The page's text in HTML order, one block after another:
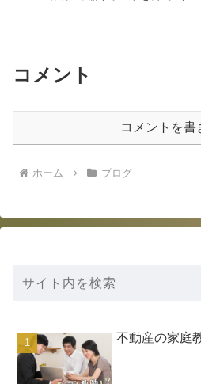
コメント
コメントを書
ホーム ブログ
不動産の家庭